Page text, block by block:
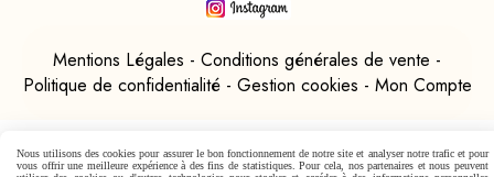
Mentions Légales
Conditions générales de vente
Politique de confidentialité
Gestion cookies Mon Compte
Nous utilisons des cookies pour assurer le bon fonctionnement de notre site et analyser notre trafic et pour
vous offrir une meilleure expérience à des fins de statistiques. Pour cela, nos partenaires et nous peuvent